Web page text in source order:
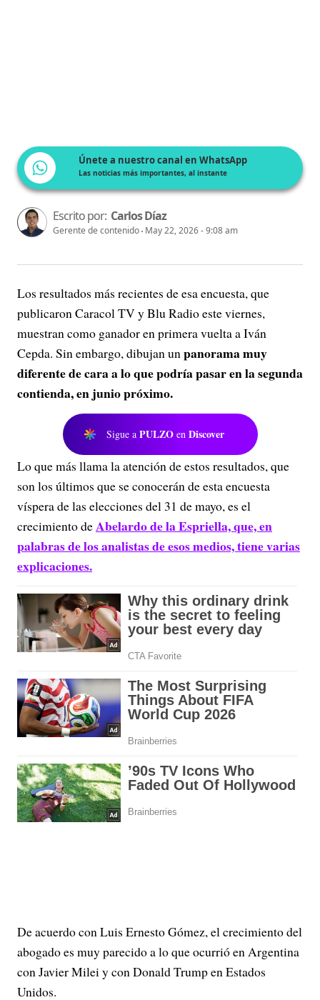
Únete a nuestro canal en WhatsApp
Las noticias más importantes, al instante
Escrito por: Carlos Díaz
Gerente de contenido May 22, 2026 - 9:08 am
Los resultados más recientes de esa encuesta, que
publicaron Caracol TV y Blu Radio este viernes,
muestran como ganador en primera vuelta a Iván
Cepda. Sin embargo, dibujan unpanorama muy
diferente de cara a lo que podría pasar en la segunda
contienda, en junio próximo.
Sigue a PULZO en Discover
Lo que más llama la atención de estos resultados, que
son los últimos que se conocerán de esta encuesta
víspera de las elecciones del 31 de mayo, es el
crecimiento deAbelardo de la Espriella, que, en
palabras de los analistas de esos medios, tiene varias
explicaciones.
De acuerdo con Luis Ernesto Gómez, el crecimiento del
abogado es muy parecido a lo que ocurrió en Argentina
con Javier Milei y con Donald Trump en Estados
Unidos.